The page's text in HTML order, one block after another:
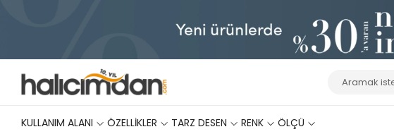
KULLANIM ALANI ÖZELLİKLER TARZ DESEN RENK ÖLÇÜ